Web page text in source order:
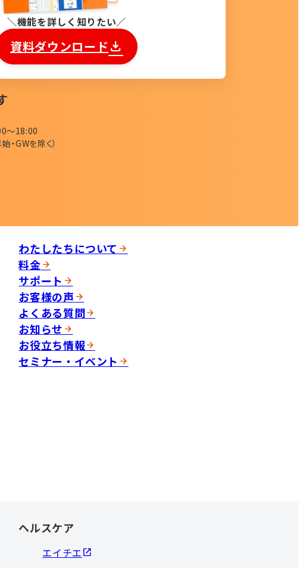
機能を詳しく知りたい
資料ダウンロード
〜18:00
・GWを除く）
わたしたちについて
料金
サポート
お客様の声
よくある質問
お知らせ
お役立ち情報
セミナー・イベント
ヘルスケア
エイチエ